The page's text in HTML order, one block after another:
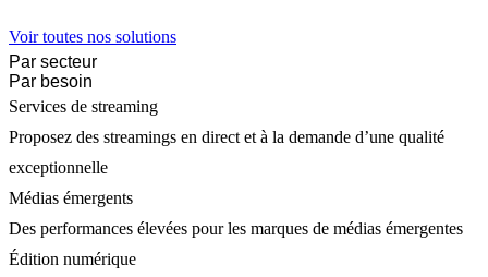
Voir toutes nos solutions
Par secteur
Par besoin
Services de streaming
Proposez des streamings en direct et à la demande d’une qualité
exceptionnelle
Médias émergents
Des performances élevées pour les marques de médias émergentes
Édition numérique